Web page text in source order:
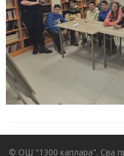
© ОШ "1300 каплара". Сва